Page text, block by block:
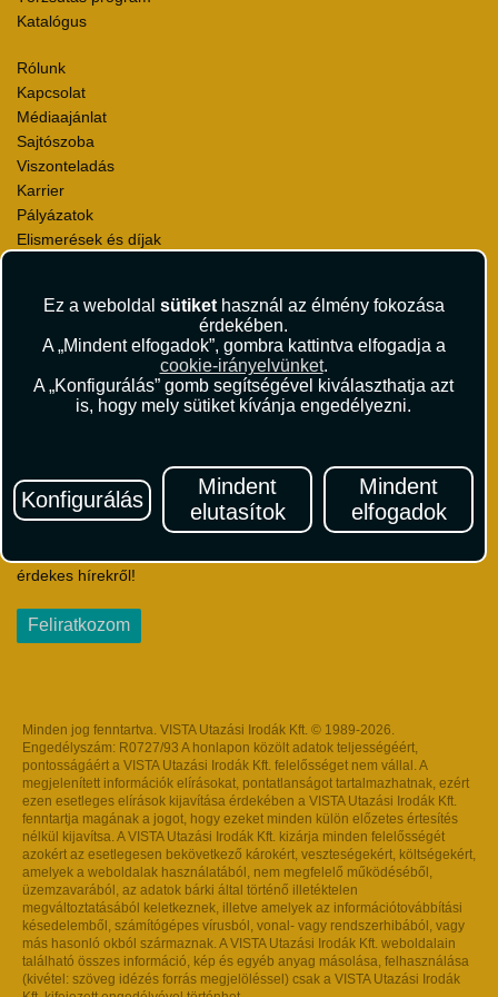
Ez a weboldal sütikethasznál az élmény fokozása
érdekében.
A „Mindent elfogadok”, gombra kattintva elfogadja a
cookie-irányelvünket.
A „Konfigurálás” gomb segítségével kiválaszthatja azt
is, hogy mely sütiket kívánja engedélyezni.
Konfigurálás
Mindent
elutasítok
Mindent
elfogadok
Katalógus
Rólunk
Kapcsolat
Médiaajánlat
Sajtószoba
Viszonteladás
Karrier
Pályázatok
Elismerések és díjak
Utazási Csomag Szerződési Feltételek
Útlemondás-biztosítás Szerződési Feltételek
Utasbiztosítás Szerződési Feltételek
Repülőjegy Szerződési Feltételek
Adatvédelem
Hírlevél
Iratkozzon fel Magyarország egyik legszínesebb utazási
érdekes hírekről!
Feliratkozom
Minden jog fenntartva. VISTA Utazási Irodák Kft. © 1989-2026.
Engedélyszám: R0727/93 A honlapon közölt adatok teljességéért,
pontosságáért a VISTA Utazási Irodák Kft. felelősséget nem vállal. A
megjelenített információk elírásokat, pontatlanságot tartalmazhatnak, ezért
ezen esetleges elírások kijavítása érdekében a VISTA Utazási Irodák Kft.
fenntartja magának a jogot, hogy ezeket minden külön előzetes értesítés
nélkül kijavítsa. A VISTA Utazási Irodák Kft. kizárja minden felelősségét
azokért az esetlegesen bekövetkező károkért, veszteségekért, költségekért,
amelyek a weboldalak használatából, nem megfelelő működéséből,
üzemzavarából, az adatok bárki által történő illetéktelen
megváltoztatásából keletkeznek, illetve amelyek az információtovábbítási
késedelemből, számítógépes vírusból, vonal- vagy rendszerhibából, vagy
más hasonló okból származnak. A VISTA Utazási Irodák Kft. weboldalain
található összes információ, kép és egyéb anyag másolása, felhasználása
(kivétel: szöveg idézés forrás megjelöléssel) csak a VISTA Utazási Irodák